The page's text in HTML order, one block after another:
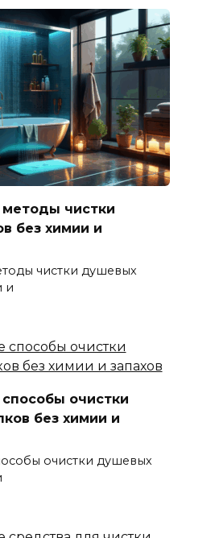
чистки
без химии и
чистки душевых
и
очистки
без химии и
очистки душевых